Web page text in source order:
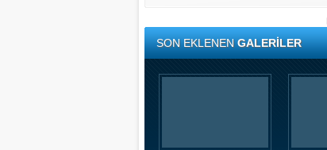
SON EKLENENGALERİLER